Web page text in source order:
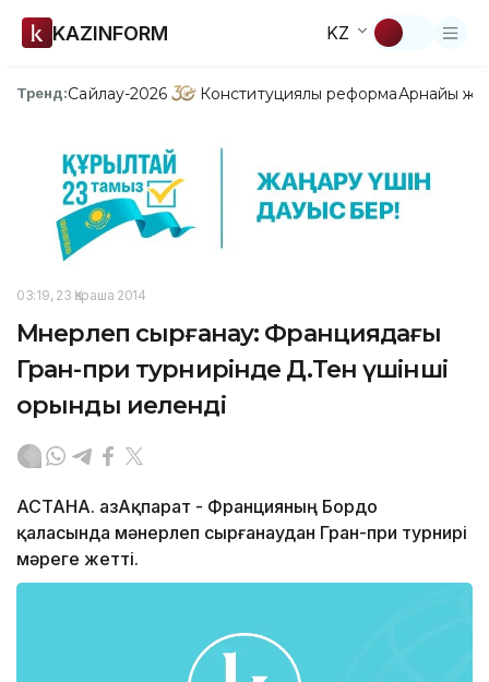
KAZINFORM KZ
Тренд:Сайлау-2026 Конституциялық реформаАрнайы
03:19, 23 Қараша 2014
Мәнерлеп сырғанау: Франциядағы
Гран-при турнирінде Д.Тен үшінші
орынды иеленді
АСТАНА. ҚазАқпарат - Францияның Бордо
қаласында мәнерлеп сырғанаудан Гран-при турнирі
мәреге жетті.